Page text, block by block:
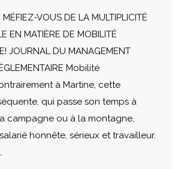
VOUS DE LA MULTIPLICITÉ
EN MATIÈRE DE MOBILITÉ
JOURNAL DU MANAGEMENT
Mobilité
à Martine, cette
qui passe son temps à
campagne ou à la montagne,
honnête, sérieux et travailleur.